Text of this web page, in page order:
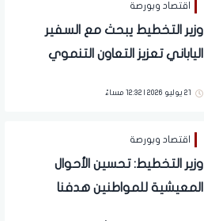
اقتصاد وبورصة
وزير التخطيط يبحث مع السفير
الياباني تعزيز التعاون التنموي
21 يوليو 2026 | 12:32 مساءً
اقتصاد وبورصة
وزير التخطيط: تحسين الأحوال
المعيشية للمواطنين هدفنا